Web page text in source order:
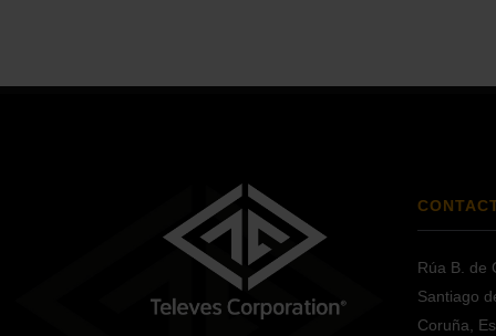
Rúa B. de
Santiago
Coruña,